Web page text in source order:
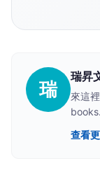
瑞
瑞昇
來這
保健
運動
查看